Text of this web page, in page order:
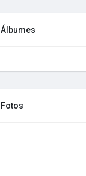
Álbumes
Fotos